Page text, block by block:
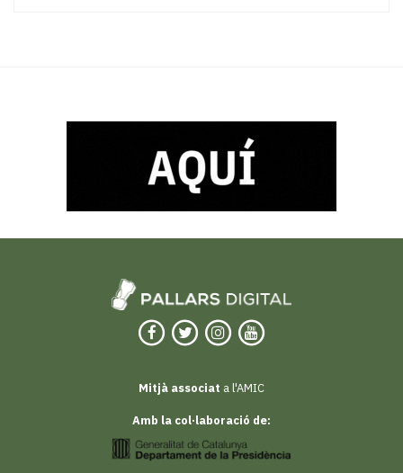
Mitjà associat a l'AMIC
Amb la col·laboració de: